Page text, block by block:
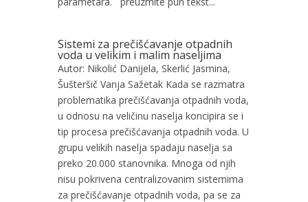
Sistemi za prečišćavanje otpadnih
voda u velikim i malim naseljima
Autor: Nikolić Danijela, Skerlić Jasmina,
Šušteršič Vanja Sažetak Kada se razmatra
problematika prečišćavanja otpadnih voda,
u odnosu na veličinu naselja koncipira se i
tip procesa prečišćavanja otpadnih voda. U
grupu velikih naselja spadaju naselja sa
preko 20.000 stanovnika. Mnoga od njih
nisu pokrivena centralizovanim sistemima
za prečišćavanje otpadnih voda, pa se za